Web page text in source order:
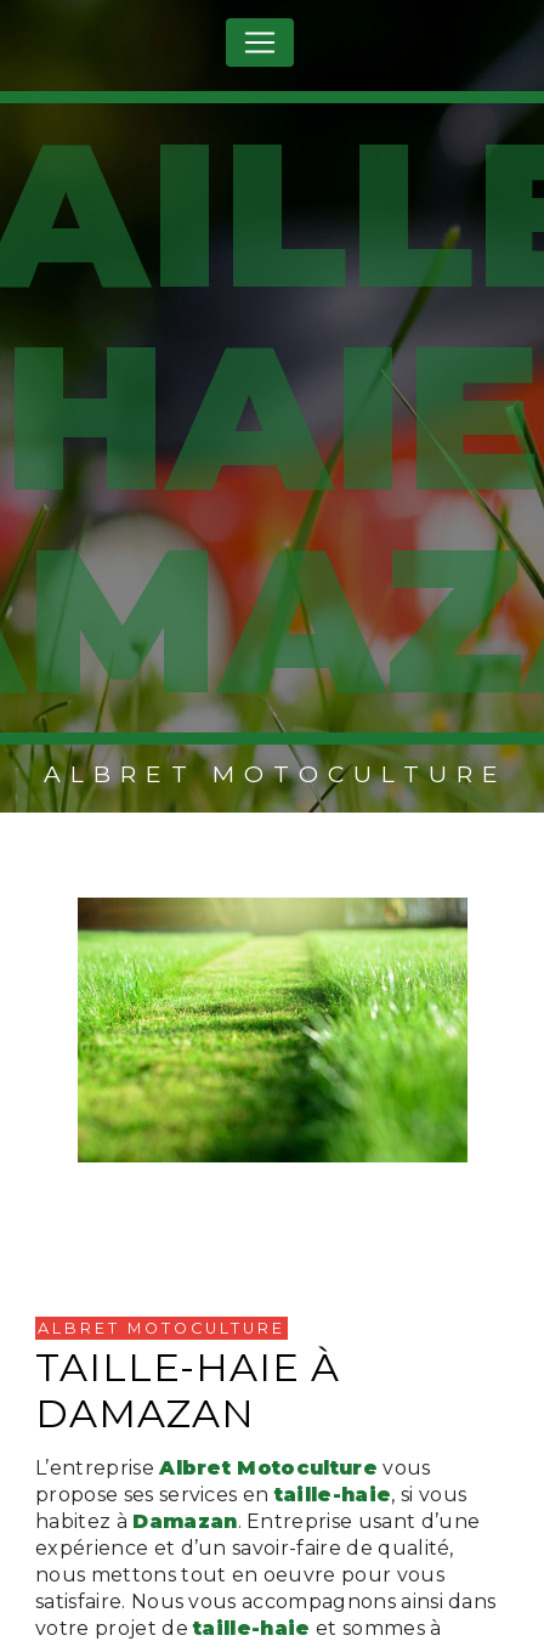
HAIE
ALBRET MOTOCULTURE
ALBRET MOTOCULTURE
TAILLE-HAIE À
DAMAZAN
L’entrepriseAlbret Motoculture vous
propose ses services entaille-haie, si vous
habitez à Damazan. Entreprise usant d’une
expérience et d’un savoir-faire de qualité,
nous mettons tout en oeuvre pour vous
satisfaire. Nous vous accompagnons ainsi dans
votre projet detaille-haie et sommes à
Panneau de gestion des cookies